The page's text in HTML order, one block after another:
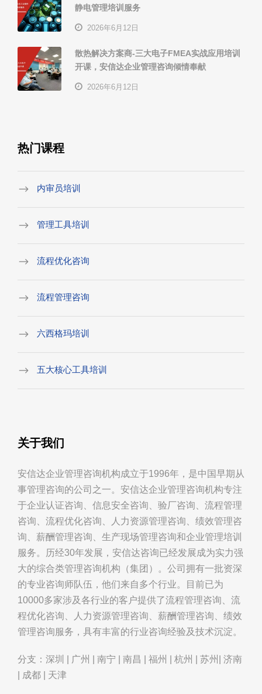
静电管理培训服务
2026年6月12日
散热解决方案商-三大电子FMEA实战应用培训
开课，安信达企业管理咨询倾情奉献
2026年6月12日
热门课程
内审员培训
管理工具培训
流程优化咨询
流程管理咨询
六西格玛培训
五大核心工具培训
关于我们
安信达企业管理咨询机构成立于1996年，是中国早期从
事管理咨询的公司之一。安信达企业管理咨询机构专注
于企业认证咨询、信息安全咨询、验厂咨询、流程管理
咨询、流程优化咨询、人力资源管理咨询、绩效管理咨
询、薪酬管理咨询、生产现场管理咨询和企业管理培训
服务。历经30年发展，安信达咨询已经发展成为实力强
大的综合类管理咨询机构（集团）。公司拥有一批资深
的专业咨询师队伍，他们来自多个行业。目前已为
10000多家涉及各行业的客户提供了流程管理咨询、流
程优化咨询、人力资源管理咨询、薪酬管理咨询、绩效
管理咨询服务，具有丰富的行业咨询经验及技术沉淀。
分支：深圳 | 广州 | 南宁 | 南昌 | 福州 | 杭州 | 苏州| 济南
| 成都 | 天津